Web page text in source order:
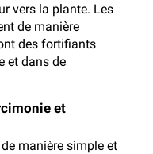
vers la plante. Les
de manière
des fortifiants
et dans de
et
manière simple et